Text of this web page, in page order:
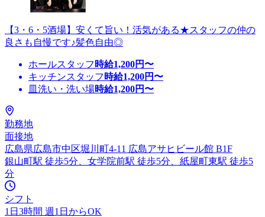
【3・6・5酒場】安くて旨い！活気がある★スタッフの仲の
良さも自慢です♪髪色自由◎
ホールスタッフ 時給1,200円〜
キッチンスタッフ 時給1,200円〜
皿洗い・洗い場時給1,200円〜
勤務地
面接地
広島県広島市中区堀川町4-11 広島アサヒビール館 B1F
銀山町駅 徒歩5分、女学院前駅 徒歩5分、紙屋町東駅 徒歩5
分
シフト
1日3時間 週1日からOK